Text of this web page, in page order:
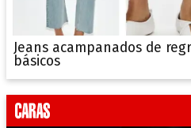
Jeans acampanados de
básicos